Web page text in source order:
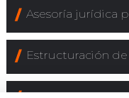
Asesoría jurídica
Estructuración